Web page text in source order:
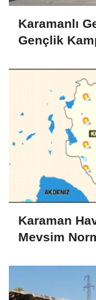
Karamanlı
Gençlik
Karaman
Mevsim